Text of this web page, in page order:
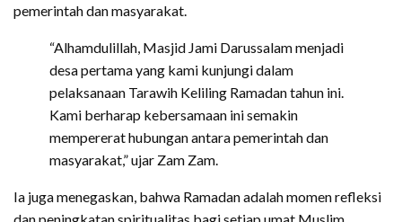
pemerintah dan masyarakat.
“Alhamdulillah, Masjid Jami Darussalam menjadi
desa pertama yang kami kunjungi dalam
pelaksanaan Tarawih Keliling Ramadan tahun ini.
Kami berharap kebersamaan ini semakin
mempererat hubungan antara pemerintah dan
masyarakat,” ujar Zam Zam.
Ia juga menegaskan, bahwa Ramadan adalah momen refleksi